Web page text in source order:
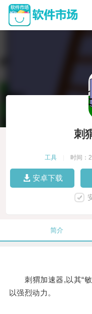
刺
工具 时间：
安卓下载
简介
刺猬加速器,以其“敏
以强烈动力。